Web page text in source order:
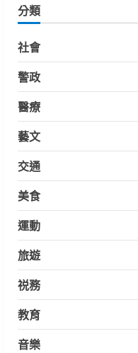
分類
社會
警政
醫療
藝文
交通
美食
運動
旅遊
祱務
教育
音樂